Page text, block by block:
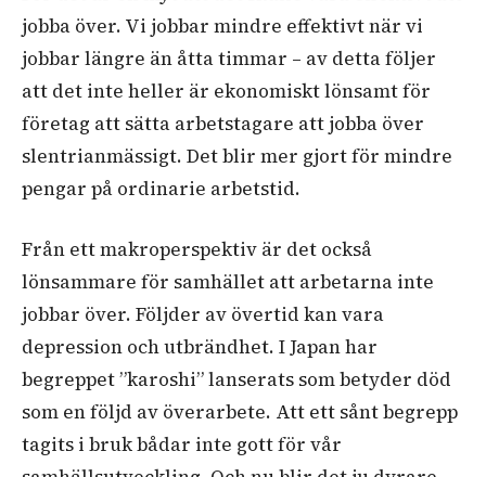
jobba över. Vi jobbar mindre effektivt när vi
jobbar längre än åtta timmar – av detta följer
att det inte heller är ekonomiskt lönsamt för
företag att sätta arbetstagare att jobba över
slentrianmässigt. Det blir mer gjort för mindre
pengar på ordinarie arbetstid.
Från ett makroperspektiv är det också
lönsammare för samhället att arbetarna inte
jobbar över. Följder av övertid kan vara
depression och utbrändhet. I Japan har
begreppet ”karoshi” lanserats som betyder död
som en följd av överarbete. Att ett sånt begrepp
tagits i bruk bådar inte gott för vår